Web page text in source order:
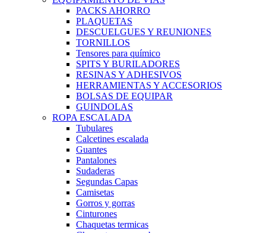
PACKS AHORRO
PLAQUETAS
DESCUELGUES Y REUNIONES
TORNILLOS
Tensores para químico
SPITS Y BURILADORES
RESINAS Y ADHESIVOS
HERRAMIENTAS Y ACCESORIOS
BOLSAS DE EQUIPAR
GUINDOLAS
ROPA ESCALADA
Tubulares
Calcetines escalada
Guantes
Pantalones
Sudaderas
Segundas Capas
Camisetas
Gorros y gorras
Cinturones
Chaquetas termicas